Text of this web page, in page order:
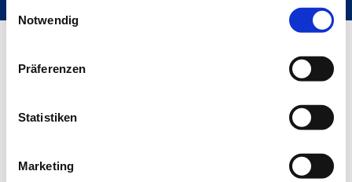
Notwendig
Präferenzen
Statistiken
Marketing
Metabar